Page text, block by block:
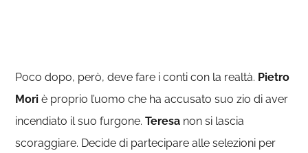
Poco dopo, però, deve fare i conti con la realtà. Pietro
Mori è proprio l’uomo che ha accusato suo zio di aver
incendiato il suo furgone. Teresa non si lascia
scoraggiare. Decide di partecipare alle selezioni per